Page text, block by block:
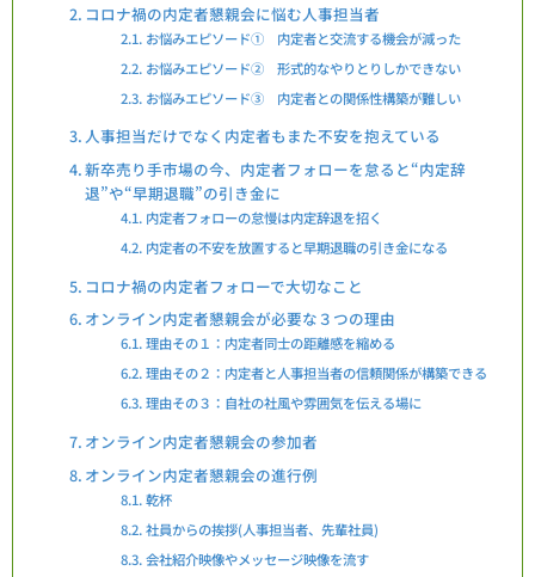
コロナ禍の内定者懇親会に悩む人事担当者
お悩みエピソード① 内定者と交流する機会が減った
お悩みエピソード② 形式的なやりとりしかできない
お悩みエピソード③ 内定者との関係性構築が難しい
人事担当だけでなく内定者もまた不安を抱えている
新卒売り手市場の今、内定者フォローを怠ると“内定辞
退”や“早期退職”の引き金に
内定者フォローの怠慢は内定辞退を招く
内定者の不安を放置すると早期退職の引き金になる
コロナ禍の内定者フォローで大切なこと
オンライン内定者懇親会が必要な３つの理由
理由その１：内定者同士の距離感を縮める
理由その２：内定者と人事担当者の信頼関係が構築できる
理由その３：自社の社風や雰囲気を伝える場に
オンライン内定者懇親会の参加者
オンライン内定者懇親会の進行例
乾杯
社員からの挨拶(人事担当者、先輩社員)
会社紹介映像やメッセージ映像を流す